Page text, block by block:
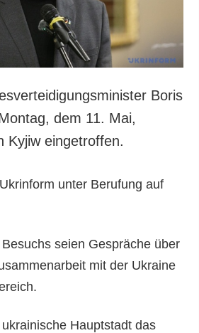
LEISTUNGEN
Fotobank
Boris
dem 11. Mai,
Kyjiw eingetroffen.
unter Berufung auf
seien Gespräche über
mit der Ukraine
Hauptstadt das